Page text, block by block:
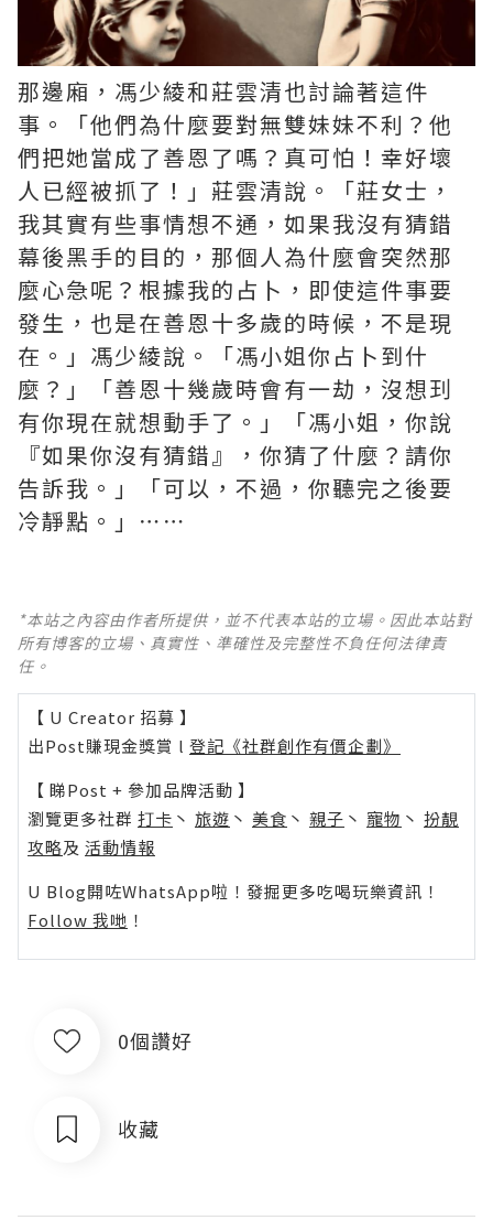
那邊廂，馮少綾和莊雲清也討論著這件
事。「他們為什麼要對無雙妹妹不利？他
們把她當成了善恩了嗎？真可怕！幸好壞
人已經被抓了！」莊雲清說。「莊女士，
我其實有些事情想不通，如果我沒有猜錯
幕後黑手的目的，那個人為什麼會突然那
麼心急呢？根據我的占卜，即使這件事要
發生，也是在善恩十多歲的時候，不是現
在。」馮少綾說。「馮小姐你占卜到什
麼？」「善恩十幾歲時會有一劫，沒想㺫
有你現在就想動手了。」「馮小姐，你說
『如果你沒有猜錯』，你猜了什麼？請你
告訴我。」「可以，不過，你聽完之後要
冷靜點。」⋯⋯
*本站之內容由作者所提供，並不代表本站的立場。因此本站對
所有博客的立場、真實性、準確性及完整性不負任何法律責
任。
【 U Creator 招募 】
出Post賺現金獎賞 l 登記《社群創作有價企劃》
【 睇Post + 參加品牌活動 】
瀏覽更多社群 打卡 丶 旅遊 丶 美食 丶 親子 丶 寵物 丶 扮靚
攻略及 活動情報
U Blog開咗WhatsApp啦！發掘更多吃喝玩樂資訊！
Follow 我哋 ！
0個讚好
收藏